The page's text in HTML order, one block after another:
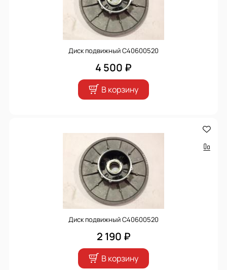
Диск подвижный С40600520
4 500 ₽
В корзину
Диск подвижный С40600520
2 190 ₽
В корзину